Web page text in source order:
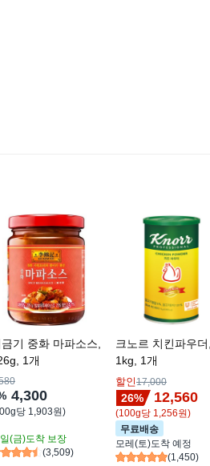
기 중화 마파소스,
1개
4,300
당 1,903원)
(금)도착 보장
(3,509)
크노르 치킨파우더,
1kg, 1개
할인17,000
26% 12,560
(100g당 1,256원)
무료배송
모레(토)도착 예정
(1,450)